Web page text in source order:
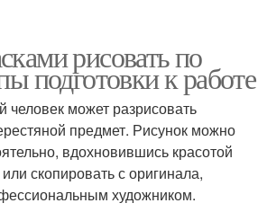
рисовать по
подготовки к работе
может разрисовать
предмет. Рисунок можно
вдохновившись красотой
скопировать с оригинала,
художником.